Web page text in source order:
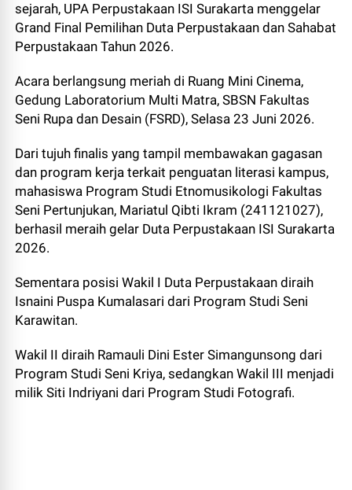
sejarah, UPA Perpustakaan ISI Surakarta menggelar
Grand Final Pemilihan Duta Perpustakaan dan Sahabat
Perpustakaan Tahun 2026.
Acara berlangsung meriah di Ruang Mini Cinema,
Gedung Laboratorium Multi Matra, SBSN Fakultas
Seni Rupa dan Desain (FSRD), Selasa 23 Juni 2026.
Dari tujuh finalis yang tampil membawakan gagasan
dan program kerja terkait penguatan literasi kampus,
mahasiswa Program Studi Etnomusikologi Fakultas
Seni Pertunjukan, Mariatul Qibti Ikram (241121027),
berhasil meraih gelar Duta Perpustakaan ISI Surakarta
2026.
Sementara posisi Wakil I Duta Perpustakaan diraih
Isnaini Puspa Kumalasari dari Program Studi Seni
Karawitan.
Wakil II diraih Ramauli Dini Ester Simangunsong dari
Program Studi Seni Kriya, sedangkan Wakil III menjadi
milik Siti Indriyani dari Program Studi Fotografi.